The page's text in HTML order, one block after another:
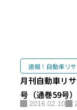
速報！自動車リ
月刊自動車リ
号（通巻59号）
2016.02.10